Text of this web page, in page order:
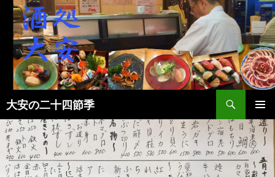
大安の二十四節季
検
索
メインメ
ニュー
ン
テ
ン
ツ